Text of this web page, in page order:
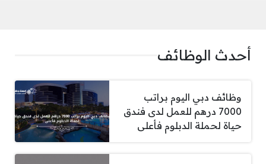
أحدث الوظائف
وظائف دبي اليوم براتب
7000 درهم للعمل لدى فندق
حياة لحملة الدبلوم فأعلى